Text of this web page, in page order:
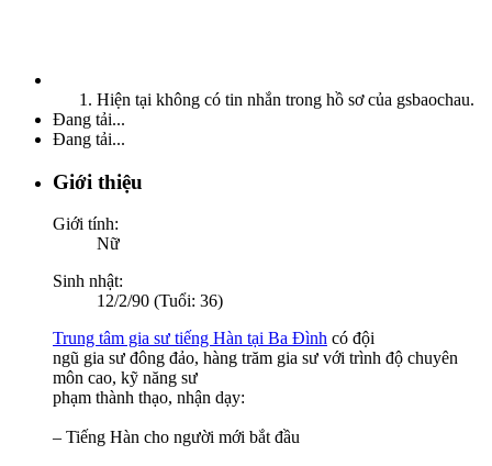
Hiện tại không có tin nhắn trong hồ sơ của gsbaochau.
Đang tải...
Đang tải...
Giới thiệu
Giới tính:
Nữ
Sinh nhật:
12/2/90 (Tuổi: 36)
Trung tâm gia sư tiếng Hàn tại Ba Đình có đội
ngũ gia sư đông đảo, hàng trăm gia sư với trình độ chuyên
môn cao, kỹ năng sư
phạm thành thạo, nhận dạy:
– Tiếng Hàn cho người mới bắt đầu